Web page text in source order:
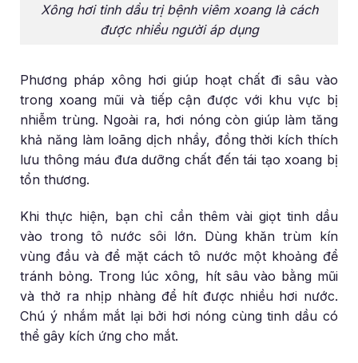
Xông hơi tinh dầu trị bệnh viêm xoang là cách
được nhiều người áp dụng
Phương pháp xông hơi giúp hoạt chất đi sâu vào
trong xoang mũi và tiếp cận được với khu vực bị
nhiễm trùng. Ngoài ra, hơi nóng còn giúp làm tăng
khả năng làm loãng dịch nhầy, đồng thời kích thích
lưu thông máu đưa dưỡng chất đến tái tạo xoang bị
tổn thương.
Khi thực hiện, bạn chỉ cần thêm vài giọt tinh dầu
vào trong tô nước sôi lớn. Dùng khăn trùm kín
vùng đầu và để mặt cách tô nước một khoảng để
tránh bỏng. Trong lúc xông, hít sâu vào bằng mũi
và thở ra nhịp nhàng để hít được nhiều hơi nước.
Chú ý nhắm mắt lại bởi hơi nóng cùng tinh dầu có
thể gây kích ứng cho mắt.